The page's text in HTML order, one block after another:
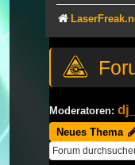
Moderatoren:
Neues Thema